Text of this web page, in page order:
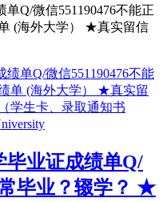
Q/微信551190476不能正
(海外大学） ★真实留信
毕业证成绩单Q/
毕业？辍学？ ★